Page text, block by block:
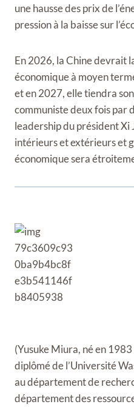
une hausse des prix de
pression à la baisse sur
En 2026, la Chine devrait
économique à moyen
et en 2027, elle tiendra
communiste deux fois par
leadership du président Xi
intérieurs et extérieurs et
économique sera
(Yusuke Miura, né en
diplômé de l’Université
au département de
département des